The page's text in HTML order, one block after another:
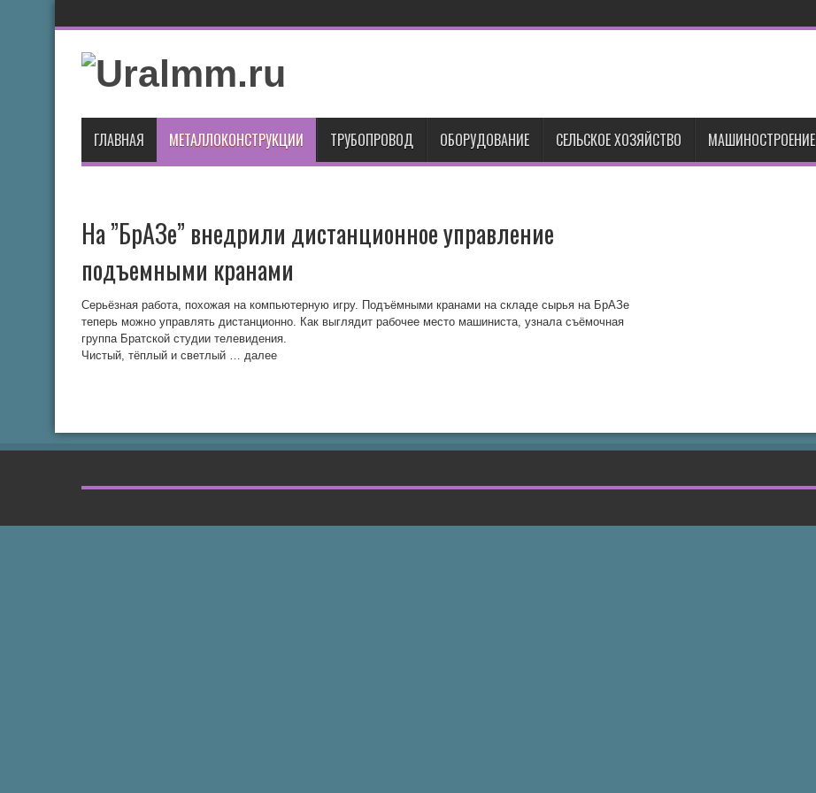
ГЛАВНАЯ МЕТАЛЛОКОНСТРУКЦИИ ТРУБОПРОВОД ОБОРУДОВАНИЕ СЕЛЬСКОЕ ХОЗЯЙСТВО МАШИНОСТРОЕНИЕ
На ”БрАЗе” внедрили дистанционное управление
подъемными кранами
Серьёзная работа, похожая на компьютерную игру. Подъёмными кранами на складе сырья на БрАЗе
теперь можно управлять дистанционно. Как выглядит рабочее место машиниста, узнала съёмочная
группа Братской студии телевидения.
Чистый, тёплый и светлый … далее